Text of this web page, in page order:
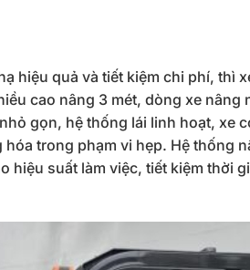
hiệu quả và tiết kiệm chi phí, thì
cao nâng 3 mét, dòng xe nâng
gọn, hệ thống lái linh hoạt, xe
trong phạm vi hẹp. Hệ thống
hiệu suất làm việc, tiết kiệm thời